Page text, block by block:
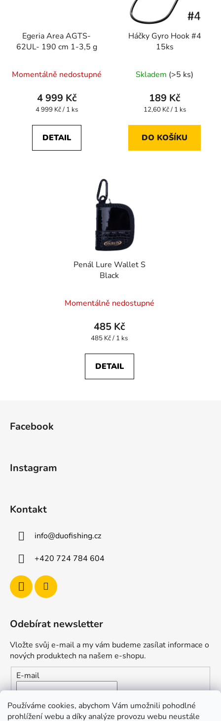
Používáme cookies, abychom Vám umožnili pohodlné
prohlížení webu a díky analýze provozu webu neustále
Egeria Area AGTS-
62UL- 190 cm 1-3,5 g
Momentálně nedostupné
4 999 Kč
Měrná
4 999 Kč / 1 ks
DETAIL
Háčky Gyro Hook #4
15ks
Skladem (>5 ks)
189 Kč
Měrná
12,60 Kč / 1 ks
DO KOŠÍKU
Penál Lure Wallet S
Black
Momentálně nedostupné
485 Kč
Měrná
485 Kč / 1 ks
DETAIL
Facebook
Instagram
Kontakt
info@duofishing.cz
+420 724 784 604
Odebírat newsletter
Vložte svůj e-mail a my vám budeme zasílat informace o
nových produktech na našem e-shopu.
E-mail
Vložením e-mailu souhlasíte s
podmínkami ochrany
osobních údajů